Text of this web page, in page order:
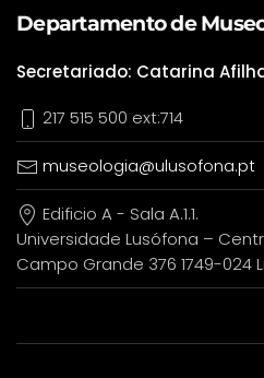
Departamento de
Secretariado: Catarina
217 515 500 ext:714
museologia@ulusofona.pt
Edificio A - Sala A.1.1.
Universidade Lusófona –
Campo Grande 376 1749-024